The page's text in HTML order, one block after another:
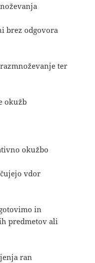
brez odgovora
ter
okužb
okužbo
vdor
in
predmetov ali
ran